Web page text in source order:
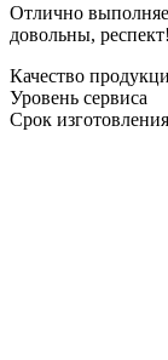
Отлично
довольны,
Качество
Уровень сервиса
Срок изготовления